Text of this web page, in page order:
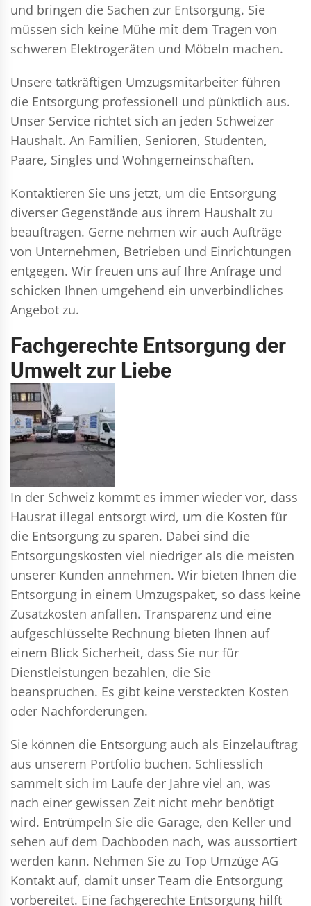
und bringen die Sachen zur Entsorgung. Sie
müssen sich keine Mühe mit dem Tragen von
schweren Elektrogeräten und Möbeln machen.
Unsere tatkräftigen Umzugsmitarbeiter führen
die Entsorgung professionell und pünktlich aus.
Unser Service richtet sich an jeden Schweizer
Haushalt. An Familien, Senioren, Studenten,
Paare, Singles und Wohngemeinschaften.
Kontaktieren Sie uns jetzt, um die Entsorgung
diverser Gegenstände aus ihrem Haushalt zu
beauftragen. Gerne nehmen wir auch Aufträge
von Unternehmen, Betrieben und Einrichtungen
entgegen. Wir freuen uns auf Ihre Anfrage und
schicken Ihnen umgehend ein unverbindliches
Angebot zu.
Fachgerechte Entsorgung der
Umwelt zur Liebe
In der Schweiz kommt es immer wieder vor, dass
Hausrat illegal entsorgt wird, um die Kosten für
die Entsorgung zu sparen. Dabei sind die
Entsorgungskosten viel niedriger als die meisten
unserer Kunden annehmen. Wir bieten Ihnen die
Entsorgung in einem Umzugspaket, so dass keine
Zusatzkosten anfallen. Transparenz und eine
aufgeschlüsselte Rechnung bieten Ihnen auf
einem Blick Sicherheit, dass Sie nur für
Dienstleistungen bezahlen, die Sie
beanspruchen. Es gibt keine versteckten Kosten
oder Nachforderungen.
Sie können die Entsorgung auch als Einzelauftrag
aus unserem Portfolio buchen. Schliesslich
sammelt sich im Laufe der Jahre viel an, was
nach einer gewissen Zeit nicht mehr benötigt
wird. Entrümpeln Sie die Garage, den Keller und
sehen auf dem Dachboden nach, was aussortiert
werden kann. Nehmen Sie zu Top Umzüge AG
Kontakt auf, damit unser Team die Entsorgung
vorbereitet. Eine fachgerechte Entsorgung hilft